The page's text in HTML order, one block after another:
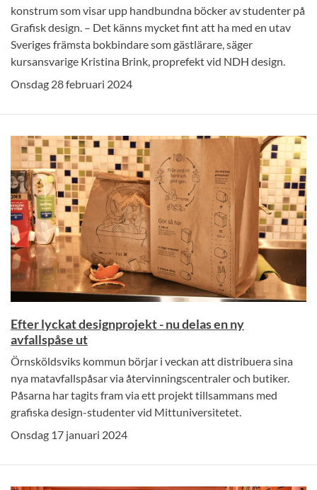
konstrum som visar upp handbundna böcker av studenter på
Grafisk design. – Det känns mycket fint att ha med en utav
Sveriges främsta bokbindare som gästlärare, säger
kursansvarige Kristina Brink, proprefekt vid NDH design.
Onsdag 28 februari 2024
Efter lyckat designprojekt - nu delas en ny
avfallspåse ut
Örnsköldsviks kommun börjar i veckan att distribuera sina
nya matavfallspåsar via återvinningscentraler och butiker.
Påsarna har tagits fram via ett projekt tillsammans med
grafiska design-studenter vid Mittuniversitetet.
Onsdag 17 januari 2024